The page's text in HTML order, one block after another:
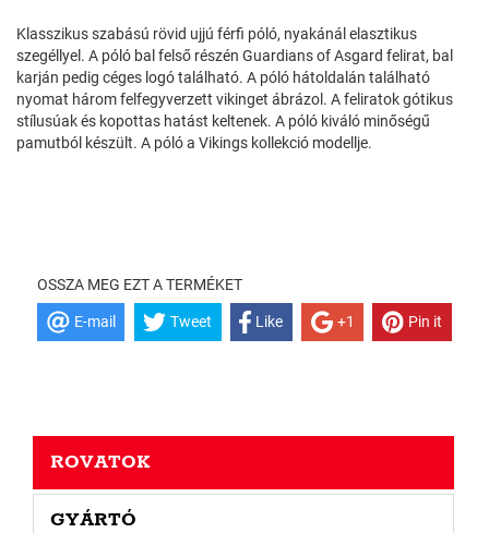
Klasszikus szabású rövid ujjú férfi póló, nyakánál elasztikus
szegéllyel. A póló bal felső részén Guardians of Asgard felirat, bal
karján pedig céges logó található. A póló hátoldalán található
nyomat három felfegyverzett vikinget ábrázol. A feliratok gótikus
stílusúak és kopottas hatást keltenek. A póló kiváló minőségű
pamutból készült. A póló a Vikings kollekció modellje.
OSSZA MEG EZT A TERMÉKET
E-mail Tweet Like +1 Pin it
ROVATOK
GYÁRTÓ